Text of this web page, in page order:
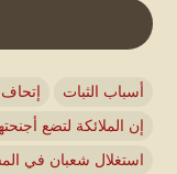
أسباب الثبات
إتحاف
إن الملائكة لتضع
استغلال شعبان في